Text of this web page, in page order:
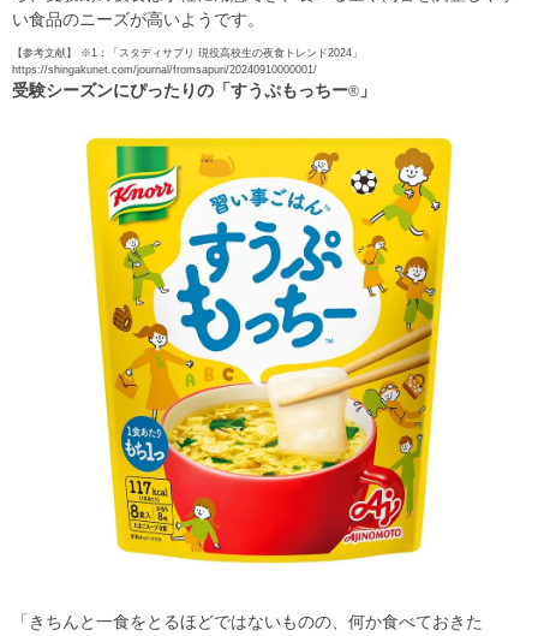
い食品のニーズが高いようです。
【参考文献】 ※1：「スタディサプリ 現役高校生の夜食トレンド2024」
https://shingakunet.com/journal/fromsapuri/20240910000001/
受験シーズンにぴったりの「すうぷもっちー® 」
「きちんと一食をとるほどではないものの、何か食べておきた